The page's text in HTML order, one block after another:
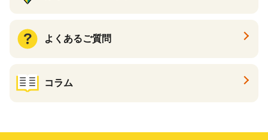
よくあるご質問
コラム